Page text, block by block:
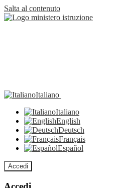
Salta al contenuto
Italiano
Italiano
English
Deutsch
Français
Español
Accedi